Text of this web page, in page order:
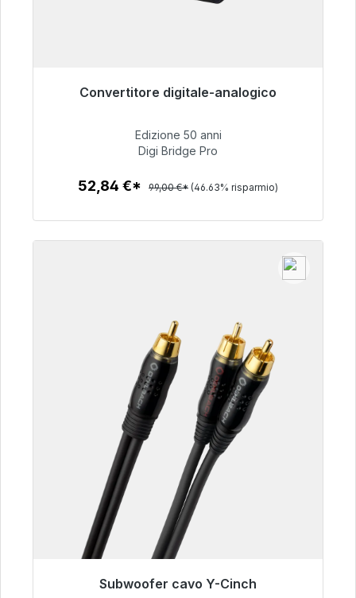
Convertitore digitale-analogico
Pronto per la spedizione immediata, tempo di
52,84 €
Edizione 50 anni
Digi Bridge Pro
52,84 €* 99,00 €* (46.63% risparmio)
Subwoofer cavo Y-Cinch
Pronto per la spedizione immediata, tempo di